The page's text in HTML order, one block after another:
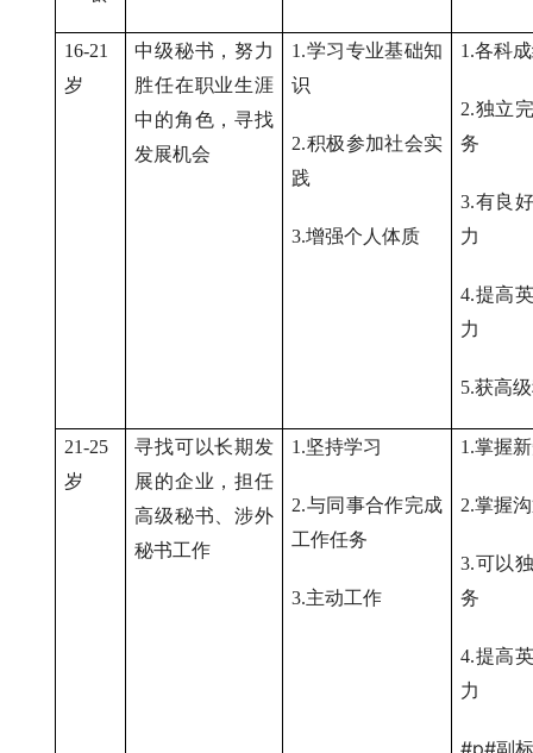
16-21
岁
中级秘书，努力
胜任在职业生涯
中的角色，寻找
发展机会
1.学习专业基础知
识
2.积极参加社会实
践
3.增强个人体质
1.各科
2.独立
务
3.有良
力
4.提高
力
5.获高
21-25
岁
寻找可以长期发
展的企业，担任
高级秘书、涉外
秘书工作
1.坚持学习
2.与同事合作完成
工作任务
3.主动工作
1.掌握
2.掌握
3.可以
务
4.提高
力
#p#副